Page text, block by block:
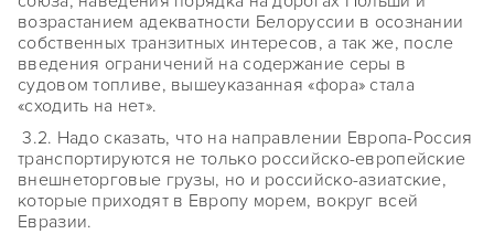
возрастанием адекватности Белоруссии в осознании
собственных транзитных интересов, а так же, после
введения ограничений на содержание серы в
судовом топливе, вышеуказанная «фора» стала
«сходить на нет».
3.2. Надо сказать, что на направлении Европа-Россия
транспортируются не только российско-европейские
внешнеторговые грузы, но и российско-азиатские,
которые приходят в Европу морем, вокруг всей
Евразии.